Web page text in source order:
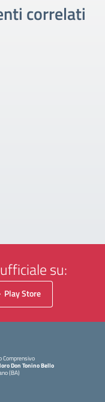
correlati
su:
Play Store
Don Tonino Bello
(BA)
la pagina iniziale della scuola